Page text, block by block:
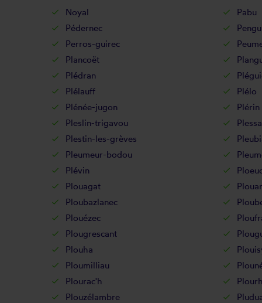
Noyal
Pabu
Pédernec
Perros-guirec
Plancoët
Plédran
Plélauff
Plélo
Plénée-jugon
Plérin
Pleslin-trigavou
Plestin-les-grèves
Pleumeur-bodou
Plévin
Plouagat
Ploubazlanec
Plouézec
Plougrescant
Plouha
Ploumilliau
Plourac'h
Plouzélambre